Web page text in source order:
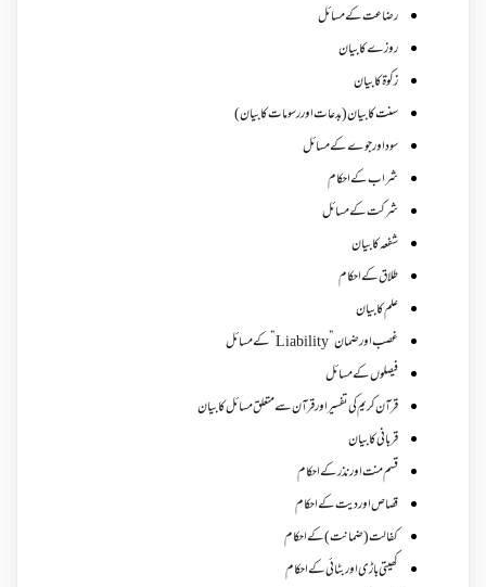
رضاعت کے مسائل
روزے کا بیان
زکوة کابیان
سنت کا بیان (بدعات اور رسومات کا بیان)
سود اور جوے کے مسائل
شراب کے احکام
شرکت کے مسائل
شفعہ کا بیان
طلاق کے احکام
علم کا بیان
غصب اورضمان”Liability” کے مسائل
فیصلوں کے مسائل
قرآن کریم کی تفسیر اور قرآن سے متعلق مسائل کا بیان
قربانی کا بیان
قسم منت اور نذر کے احکام
قصاص اور دیت کے احکام
کفالت (ضمانت) کے احکام
کھیتی باڑی اور بٹائی کے احکام